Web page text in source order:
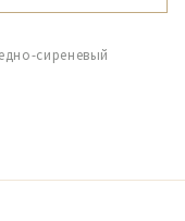
сиреневый